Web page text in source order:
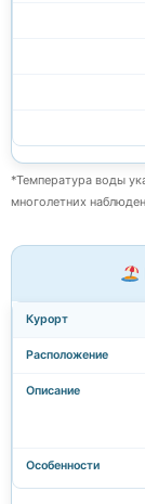
*Температура воды
многолетних